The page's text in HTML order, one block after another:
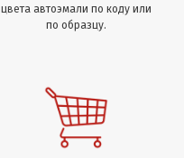
цвета автоэмали по коду или
по образцу.